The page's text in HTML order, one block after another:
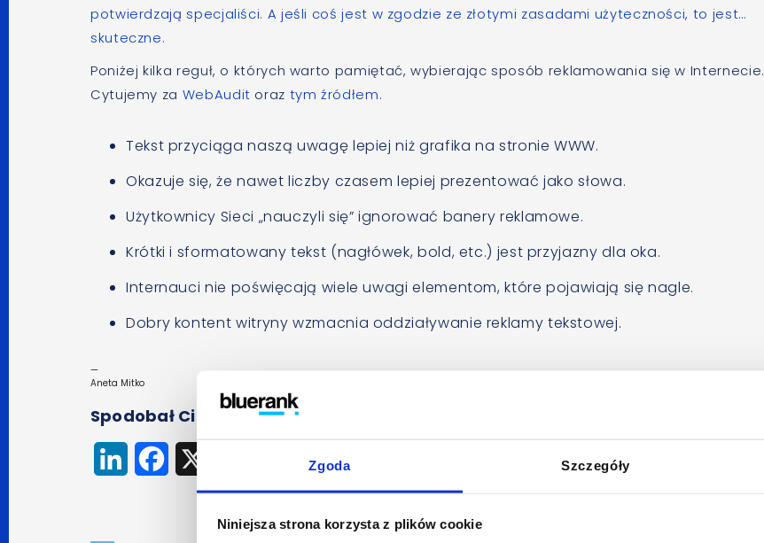
Zgoda Szczegóły
Niniejsza strona korzysta z plików cookie
potwierdzają specjaliści. A jeśli coś jest w zgodzie ze złotymi zasadami użyteczności, to jest…
skuteczne.
Poniżej kilka reguł, o których warto pamiętać, wybierając sposób reklamowania się w Internecie.
Cytujemy za WebAudit oraz tym źródłem.
Tekst przyciąga naszą uwagę lepiej niż grafika na stronie WWW.
Okazuje się, że nawet liczby czasem lepiej prezentować jako słowa.
Użytkownicy Sieci „nauczyli się” ignorować banery reklamowe.
Krótki i sformatowany tekst (nagłówek, bold, etc.) jest przyjazny dla oka.
Internauci nie poświęcają wiele uwagi elementom, które pojawiają się nagle.
Dobry kontent witryny wzmacnia oddziaływanie reklamy tekstowej.
—
Aneta Mitko
Spodobał Ci się artykuł? Udostępnij go:
LinkedInFacebook